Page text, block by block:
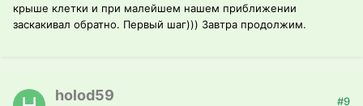
крыше клетки и при малейшем нашем приближении
заскакивал обратно. Первый шаг))) Завтра продолжим.
holod59 #9